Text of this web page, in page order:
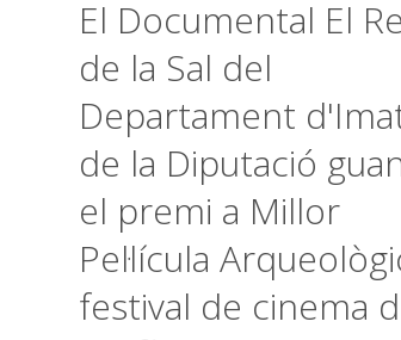
El Documental El
de la Sal del
Departament
de la Diputació
el premi a Millor
Pel·lícula
festival de cinema